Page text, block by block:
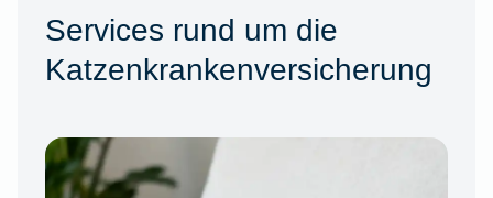
Services rund um die
Katzenkrankenversicherung